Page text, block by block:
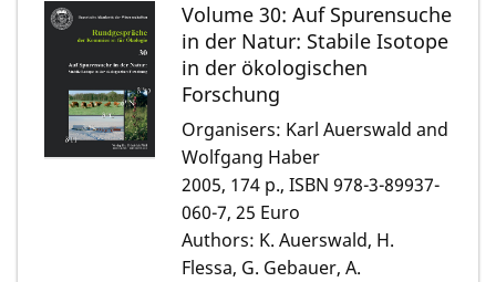
Volume 30: Auf Spurensuche
in der Natur: Stabile Isotope
in der ökologischen
Forschung
Organisers: Karl Auerswald and
Wolfgang Haber
2005, 174 p., ISBN 978-3-89937-
060-7, 25 Euro
Authors: K. Auerswald, H.
Flessa, G. Gebauer, A.